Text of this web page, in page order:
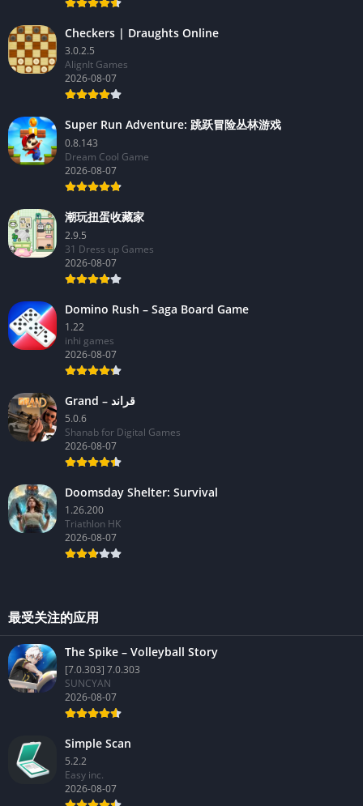
Checkers | Draughts Online
3.0.2.5
AlignIt Games
2026-08-07
Super Run Adventure: 跳跃冒险丛林游戏
0.8.143
Dream Cool Game
2026-08-07
潮玩扭蛋收藏家
2.9.5
31 Dress up Games
2026-08-07
Domino Rush – Saga Board Game
1.22
inhi games
2026-08-07
Grand – قراند
5.0.6
Shanab for Digital Games
2026-08-07
Doomsday Shelter: Survival
1.26.200
Triathlon HK
2026-08-07
最受关注的应用
The Spike – Volleyball Story
[7.0.303] 7.0.303
SUNCYAN
2026-08-07
Simple Scan
5.2.2
Easy inc.
2026-08-07